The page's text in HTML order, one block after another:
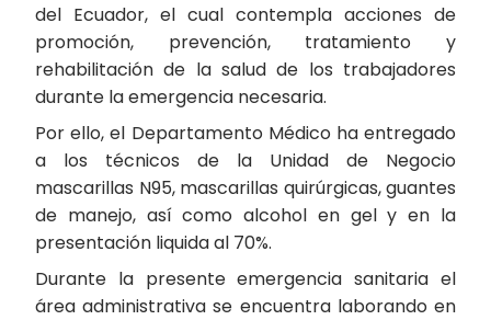
del Ecuador, el cual contempla acciones de
promoción, prevención, tratamiento y
rehabilitación de la salud de los trabajadores
durante la emergencia necesaria.
Por ello, el Departamento Médico ha entregado
a los técnicos de la Unidad de Negocio
mascarillas N95, mascarillas quirúrgicas, guantes
de manejo, así como alcohol en gel y en la
presentación liquida al 70%.
Durante la presente emergencia sanitaria el
área administrativa se encuentra laborando en